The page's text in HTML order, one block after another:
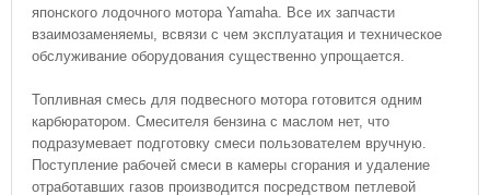
японского лодочного мотора Yamaha. Все их запчасти
взаимозаменяемы, всвязи с чем эксплуатация и техническое
обслуживание оборудования существенно упрощается.
Топливная смесь для подвесного мотора готовится одним
карбюратором. Смесителя бензина с маслом нет, что
подразумевает подготовку смеси пользователем вручную.
Поступление рабочей смеси в камеры сгорания и удаление
отработавших газов производится посредством петлевой